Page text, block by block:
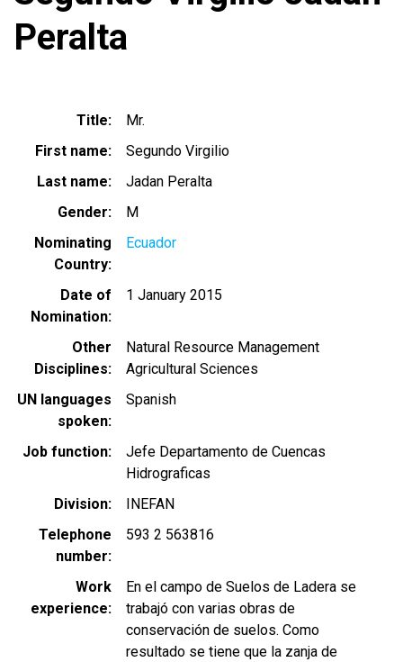
Peralta
Title
Mr.
First name
Segundo Virgilio
Last name
Jadan Peralta
Gender
M
Nominating
Country
Ecuador
Date of
Nomination
1 January 2015
Other
Disciplines
Natural Resource Management
Agricultural Sciences
UN languages
spoken
Spanish
Job function
Jefe Departamento de Cuencas
Hidrograficas
Division
INEFAN
Telephone
number
593 2 563816
Work
experience
En el campo de Suelos de Ladera se
trabajó con varias obras de
conservación de suelos. Como
resultado se tiene que la zanja de